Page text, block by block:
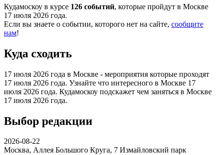
Кудамоскоу в курсе 126 событий, которые пройдут в Москве
17 июля 2026 года.
Если вы знаете о событии, которого нет на сайте, сообщите
нам!
Куда сходить
17 июля 2026 года в Москве - мероприятия которые проходят
17 июля 2026 года. Узнайте что интересного в Москве 17
июля 2026 года. Кудамоскоу подскажет чем заняться в Москве
17 июля 2026 года.
Выбор редакции
2026-08-22
Москва, Аллея Большого Круга, 7 Измайловский парк